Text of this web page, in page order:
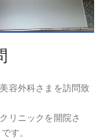
容外科さまを訪問致
リニックを開院さ
す。